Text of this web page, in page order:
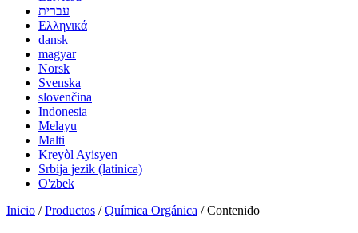
עברית
Ελληνικά
dansk
magyar
Norsk
Svenska
slovenčina
Indonesia
Melayu
Malti
Kreyòl Ayisyen
Srbija jezik (latinica)
O'zbek
Inicio /Productos /Química Orgánica / Contenido